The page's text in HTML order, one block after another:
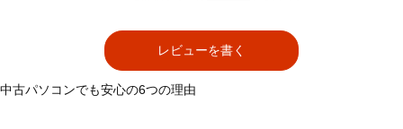
レビューを書く
中古パソコンでも安心の6つの理由